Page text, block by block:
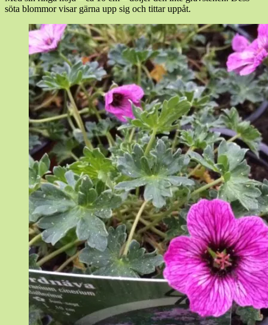
söta blommor visar gärna upp sig och tittar uppåt.